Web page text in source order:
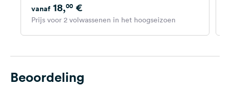
vanaf 18,00 €
Prijs voor 2 volwassenen in het hoogseizoen
Beoordeling